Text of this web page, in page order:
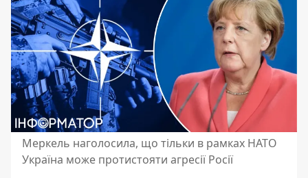
Меркель наголосила, що тільки в рамках НАТО
Україна може протистояти агресії Росії